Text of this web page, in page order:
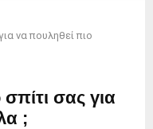
να πουληθεί πιο
σας για
;